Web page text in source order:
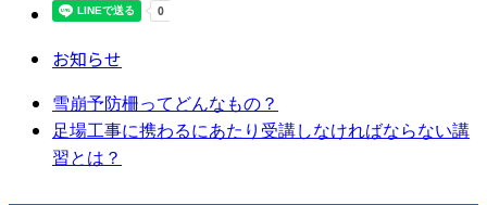
お知らせ
雪崩予防柵ってどんなもの？
足場工事に携わるにあたり受講しなければならない講
習とは？